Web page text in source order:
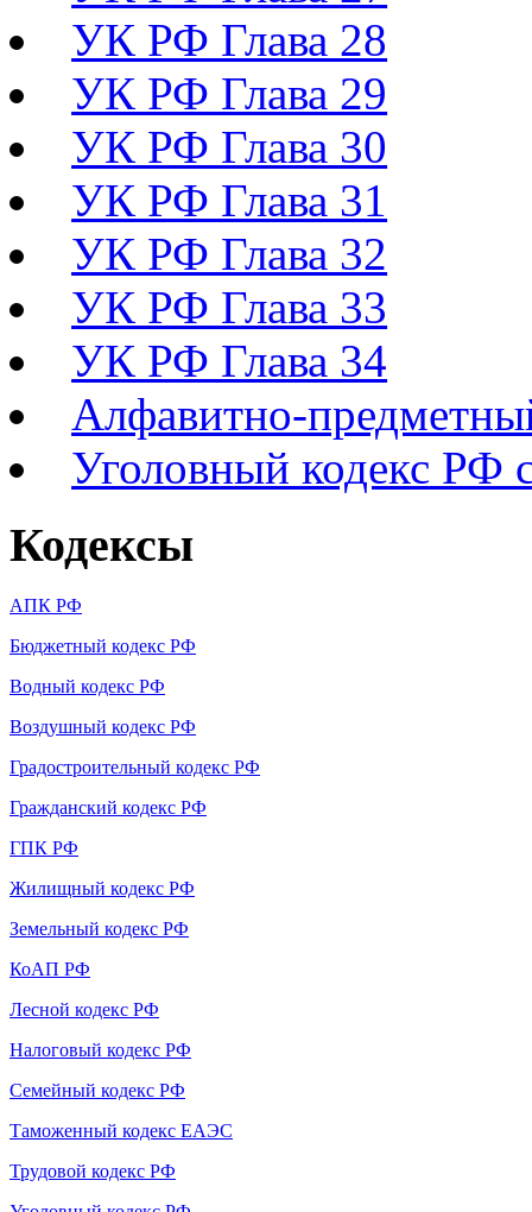
УК РФ Глава 28
УК РФ Глава 29
УК РФ Глава 30
УК РФ Глава 31
УК РФ Глава 32
УК РФ Глава 33
УК РФ Глава 34
Алфавитно-
Уголовный кодекс РФ
Кодексы
АПК РФ
Бюджетный кодекс РФ
Водный кодекс РФ
Воздушный кодекс РФ
Градостроительный кодекс РФ
Гражданский кодекс РФ
ГПК РФ
Жилищный кодекс РФ
Земельный кодекс РФ
КоАП РФ
Лесной кодекс РФ
Налоговый кодекс РФ
Семейный кодекс РФ
Таможенный кодекс ЕАЭС
Трудовой кодекс РФ